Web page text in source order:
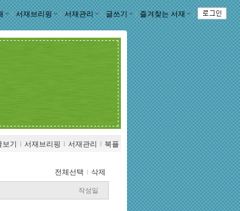
ｌ 서재브리핑 ｌ 서재관리 ｌ 글쓰기 ｌ 즐겨찾는 서재 ｌ
보기 ｌ 서재브리핑 ｌ 서재관리 ｌ 북플
전체선택 ｌ 삭제
작성일